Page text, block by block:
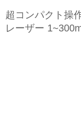
超コンパクト操
レーザー